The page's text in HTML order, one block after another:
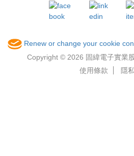
Renew or change your cookie
Copyright © 2026 固緯電子實業
使用條款
隱